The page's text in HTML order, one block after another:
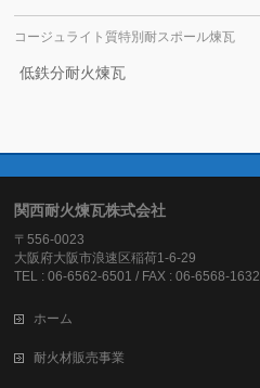
コージュライト質特別耐スポール煉瓦
低鉄分耐火煉瓦
関西耐火煉瓦株式会社
〒556-0023
大阪府大阪市浪速区稲荷1-6-29
TEL : 06-6562-6501 / FAX : 06-6568-1632
ホーム
耐火材販売事業